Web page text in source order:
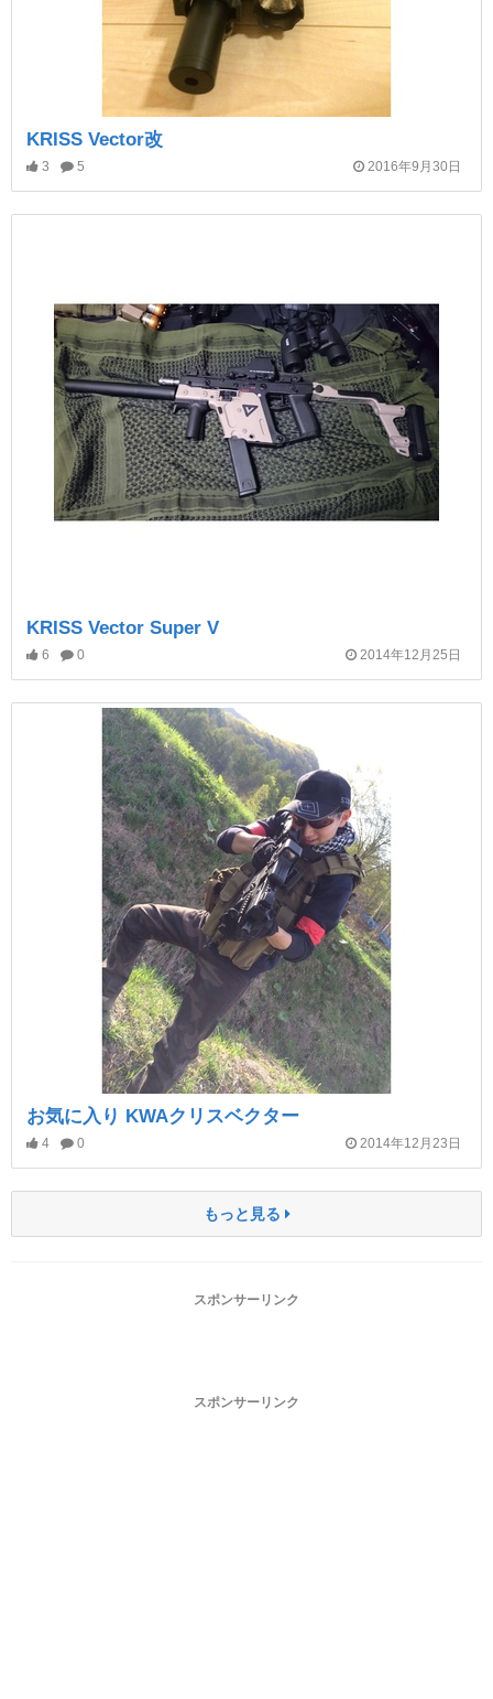
KRISS Vector改
3 5 2016年9月30日
KRISS Vector Super V
6 0 2014年12月25日
お気に入り KWAクリスベクター
4 0 2014年12月23日
もっと見る
スポンサーリンク
スポンサーリンク